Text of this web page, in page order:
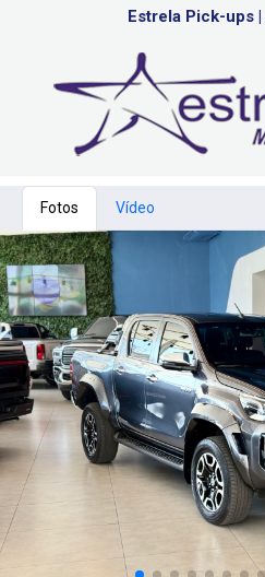
Estrela Pick-ups |
Fotos Vídeo